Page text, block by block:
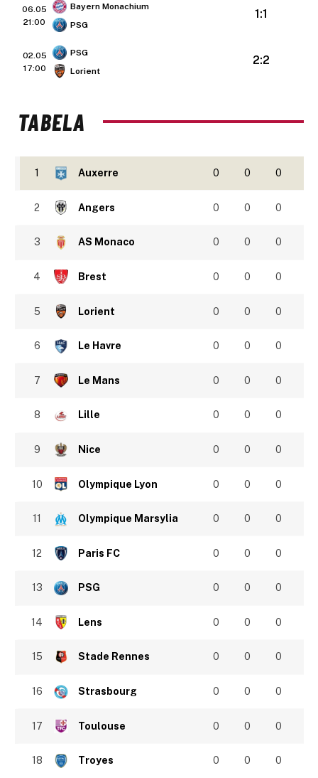
06.05
21:00
Bayern Monachium
PSG
1:1
02.05
17:00
PSG
Lorient
2:2
TABELA
1 Auxerre 0 0 0
2 Angers 0 0 0
3 AS Monaco 0 0 0
4 Brest 0 0 0
5 Lorient 0 0 0
6 Le Havre 0 0 0
7 Le Mans 0 0 0
8 Lille 0 0 0
9 Nice 0 0 0
10 Olympique Lyon 0 0 0
11 Olympique Marsylia 0 0 0
12 Paris FC 0 0 0
13 PSG 0 0 0
14 Lens 0 0 0
15 Stade Rennes 0 0 0
16 Strasbourg 0 0 0
17 Toulouse 0 0 0
18 Troyes 0 0 0